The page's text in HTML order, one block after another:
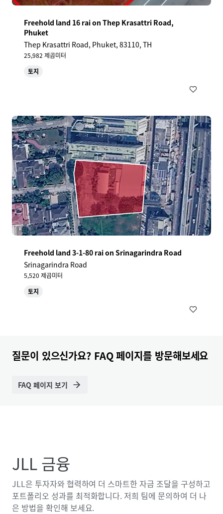
Freehold land 16 rai on Thep Krasattri Road,
Phuket
Thep Krasattri Road, Phuket, 83110, TH
25,982 제곱미터
토지
Freehold land 3-1-80 rai on Srinagarindra Road
Srinagarindra Road
5,520 제곱미터
토지
질문이 있으신가요? FAQ 페이지를 방문해보세요
FAQ 페이지 보기
JLL 금융
JLL은 투자자와 협력하여 더 스마트한 자금 조달을 구성하고
포트폴리오 성과를 최적화합니다. 저희 팀에 문의하여 더 나
은 방법을 확인해 보세요.